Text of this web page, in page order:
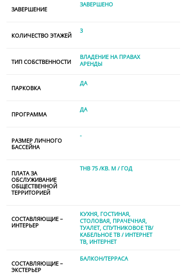
ЗАВЕРШЕНИЕ
ЗАВЕРШЕНО
КОЛИЧЕСТВО ЭТАЖЕЙ
3
ТИП СОБСТВЕННОСТИ
ВЛАДЕНИЕ НА ПРАВАХ
АРЕНДЫ
ПАРКОВКА
ДА
ПРОГРАММА
ДА
РАЗМЕР ЛИЧНОГО
БАССЕЙНА
-
ПЛАТА ЗА
ОБСЛУЖИВАНИЕ
ОБЩЕСТВЕННОЙ
ТЕРРИТОРИЕЙ
THB 75 /КВ. М / ГОД
СОСТАВЛЯЮЩИЕ –
ИНТЕРЬЕР
КУХНЯ ГОСТИНАЯ
СТОЛОВАЯ ПРАЧЕЧНАЯ
ТУАЛЕТ СПУТНИКОВОЕ ТВ/
КАБЕЛЬНОЕ ТВ / ИНТЕРНЕТ
TВ ИНТЕРНЕТ
СОСТАВЛЯЮЩИЕ –
ЭКСТЕРЬЕР
БАЛКОН/ТЕРРАСА